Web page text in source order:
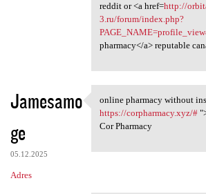
reddit or <a href=http://
3.ru/forum/index.php?
pharmacy</a> reputable
Jamesamo
ge
05.12.2025
Adres
online pharmacy
online pharmacy without
https://corpharmacy.xyz/#
Cor Pharmacy